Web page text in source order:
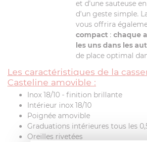
et d’une sauteuse
d’un geste simple.
vous offrira
compact : chaque
les uns dans les
de place optimal
Les caractéristiques de la
Casteline amovible :
Inox 18/10 - finition brillante
Intérieur inox 18/10
Poignée amovible
Graduations intérieures tous les
Oreilles rivetées